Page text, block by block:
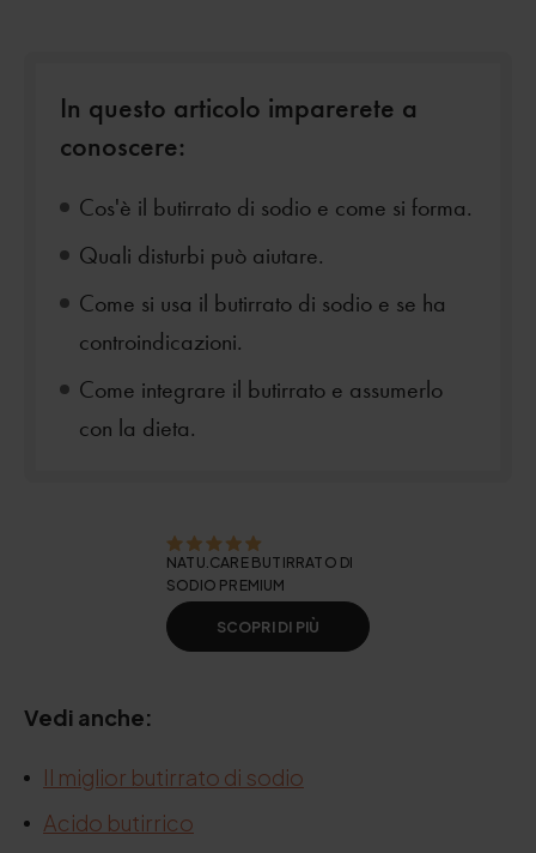
In questo articolo imparerete a
conoscere:
Cos'è il butirrato di sodio e come si forma.
Quali disturbi può aiutare.
Come si usa il butirrato di sodio e se ha
controindicazioni.
Come integrare il butirrato e assumerlo
con la dieta.
NATU.CARE BUTIRRATO DI
SODIO PREMIUM
SCOPRI DI PIÙ
Vedi anche:
Il miglior butirrato di sodio
Acido butirrico